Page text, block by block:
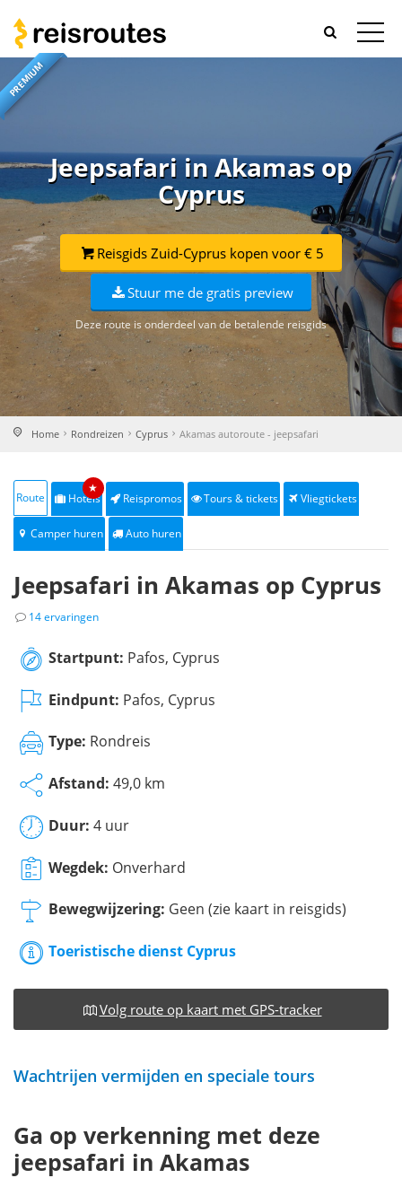
PREMIUM
Jeepsafari in Akamas op
Cyprus
Reisgids Zuid-Cyprus kopen voor € 5
Stuur me de gratis preview
Deze route is onderdeel van de betalende reisgids
Home Rondreizen Cyprus Akamas autoroute - jeepsafari
Route Hotels
★
Reispromos Tours & tickets Vliegtickets
Camper huren Auto huren
Jeepsafari in Akamas op Cyprus
14 ervaringen
Startpunt: Pafos, Cyprus
Eindpunt: Pafos, Cyprus
Type: Rondreis
Afstand: 49,0 km
Duur: 4 uur
Wegdek: Onverhard
Bewegwijzering: Geen (zie kaart in reisgids)
Toeristische dienst Cyprus
Volg route op kaart met GPS-tracker
Wachtrijen vermijden en speciale tours
Ga op verkenning met deze
jeepsafari in Akamas